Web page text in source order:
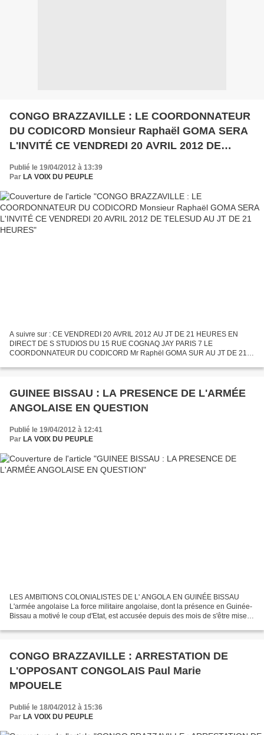
CONGO BRAZZAVILLE : LE COORDONNATEUR
DU CODICORD Monsieur Raphaël GOMA SERA
L'INVITÉ CE VENDREDI 20 AVRIL 2012 DE
Publié le 19/04/2012 à 13:39
Par LA VOIX DU PEUPLE
A suivre sur : CE VENDREDI 20 AVRIL 2012 AU JT DE 21 HEURES EN
DIRECT DE S STUDIOS DU 15 RUE COGNAQ JAY PARIS 7 LE
COORDONNATEUR DU CODICORD Mr Raphël GOMA SUR AU JT DE 21
notre...
GUINEE BISSAU : LA PRESENCE DE L'ARMÉE
ANGOLAISE EN QUESTION
Publié le 19/04/2012 à 12:41
Par LA VOIX DU PEUPLE
LES AMBITIONS COLONIALISTES DE L' ANGOLA EN GUINÉE BISSAU
L'armée angolaise La force militaire angolaise, dont la présence en Guinée-
Bissau a motivé le coup d'Etat, est accusée depuis des mois de s'être mise
CONGO BRAZZAVILLE : ARRESTATION DE
L'OPPOSANT CONGOLAIS Paul Marie
MPOUELE
Publié le 18/04/2012 à 15:36
Par LA VOIX DU PEUPLE